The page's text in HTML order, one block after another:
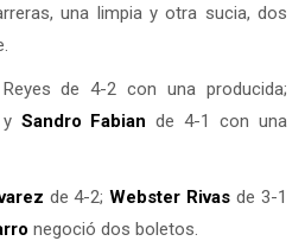
una limpia y otra sucia, dos
de 4-2 con una producida;
Sandro Fabian de 4-1 con una
de 4-2;Webster Rivas de 3-1
negoció dos boletos.